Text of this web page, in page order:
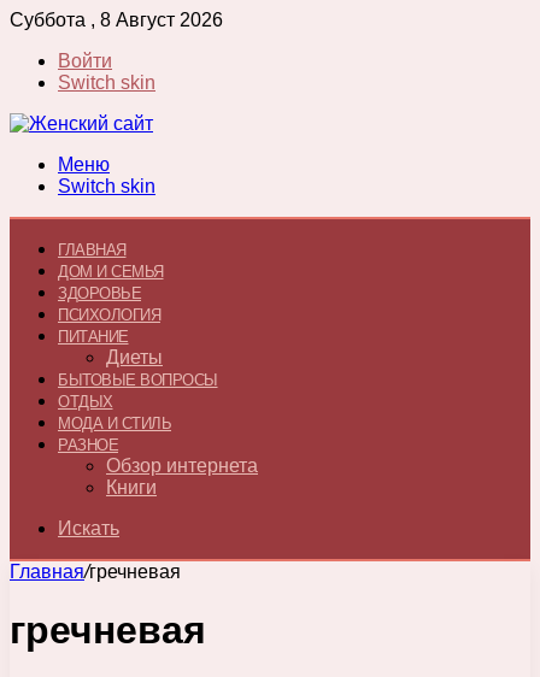
Суббота , 8 Август 2026
Войти
Switch skin
Меню
Switch skin
ГЛАВНАЯ
ДОМ И СЕМЬЯ
ЗДОРОВЬЕ
ПСИХОЛОГИЯ
ПИТАНИЕ
Диеты
БЫТОВЫЕ ВОПРОСЫ
ОТДЫХ
МОДА И СТИЛЬ
РАЗНОЕ
Обзор интернета
Книги
Искать
Главная/гречневая
гречневая